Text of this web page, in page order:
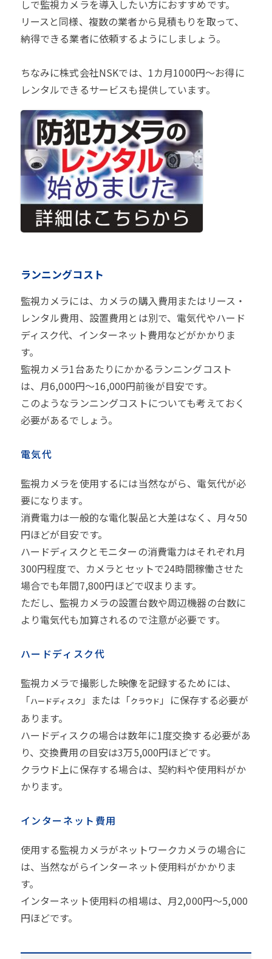
しで監視カメラを導入したい方におすすめです。
リースと同様、複数の業者から見積もりを取って、
納得できる業者に依頼するようにしましょう。
ちなみに株式会社NSKでは、1カ月1000円～お得に
レンタルできるサービスも提供しています。
ランニングコスト
監視カメラには、カメラの購入費用またはリース・
レンタル費用、設置費用とは別で、電気代やハード
ディスク代、インターネット費用などがかかりま
す。
監視カメラ1台あたりにかかるランニングコスト
は、月6,000円～16,000円前後が目安です。
このようなランニングコストについても考えておく
必要があるでしょう。
電気代
監視カメラを使用するには当然ながら、電気代が必
要になります。
消費電力は一般的な電化製品と大差はなく、月々50
円ほどが目安です。
ハードディスクとモニターの消費電力はそれぞれ月
300円程度で、カメラとセットで24時間稼働させた
場合でも年間7,800円ほどで収まります。
ただし、監視カメラの設置台数や周辺機器の台数に
より電気代も加算されるので注意が必要です。
ハードディスク代
監視カメラで撮影した映像を記録するためには、
「ハードディスク 」または「クラウド 」に保存する必要が
あります。
ハードディスクの場合は数年に1度交換する必要があ
り、交換費用の目安は3万5,000円ほどです。
クラウド上に保存する場合は、契約料や使用料がか
かります。
インターネット費用
使用する監視カメラがネットワークカメラの場合に
は、当然ながらインターネット使用料がかかりま
す。
インターネット使用料の相場は、月2,000円～5,000
円ほどです。